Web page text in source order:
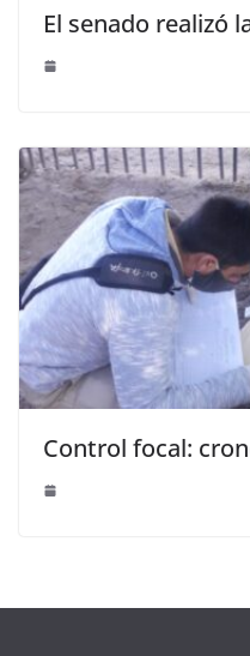
El senado realizó
Control focal: